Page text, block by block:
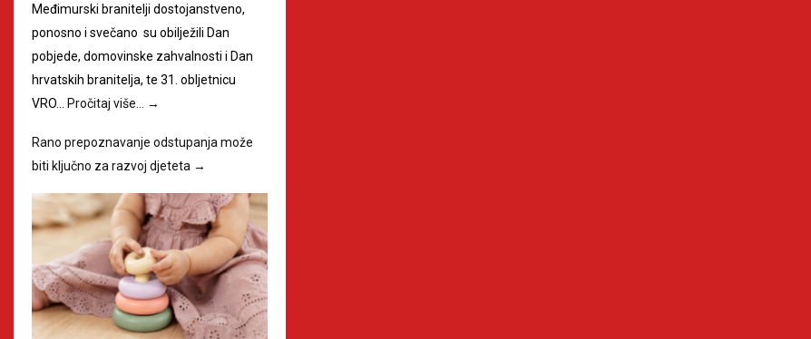
Međimurski branitelji dostojanstveno,
ponosno i svečano su obilježili Dan
pobjede, domovinske zahvalnosti i Dan
hrvatskih branitelja, te 31. obljetnicu
VRO… Pročitaj više… →
Rano prepoznavanje odstupanja može
biti ključno za razvoj djeteta →